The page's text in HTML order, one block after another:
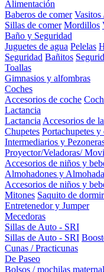
Alimentación
Baberos de comer
Sillas de comer Mordillos
Baño y Seguridad
Juguetes de agua Pelelas
Seguridad Bañitos
Toallas
Gimnasios y alfombras
Coches
Accesorios de coche
Lactancia
Lactancia Accesorios de
Chupetes Portachupetes y
Intermediarios y
Proyector/Veladoras/
Accesorios de niños y
Almohadones y
Accesorios de niños y
Mitones Saquito de dormir
Entretenedor y Jumper
Mecedoras
Sillas de Auto - SRI
Sillas de Auto - SRI
Cunas / Practicunas
De Paseo
Bolsos / mochilas